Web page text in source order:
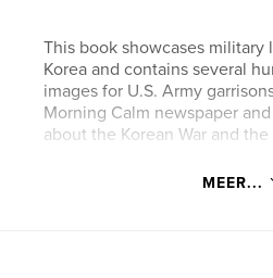
This book showcases
Korea and contains several
images for U.S. Army
Morning Calm newspaper
about the Korean War and the
MEER...